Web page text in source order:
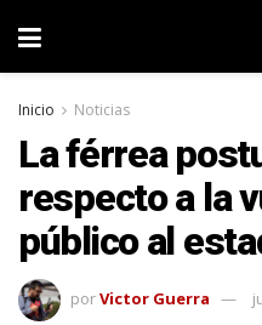
Inicio Noticias
La férrea
respecto a la
público al
porVictor Guerra